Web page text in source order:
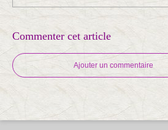
Commenter cet article
Ajouter un commentaire